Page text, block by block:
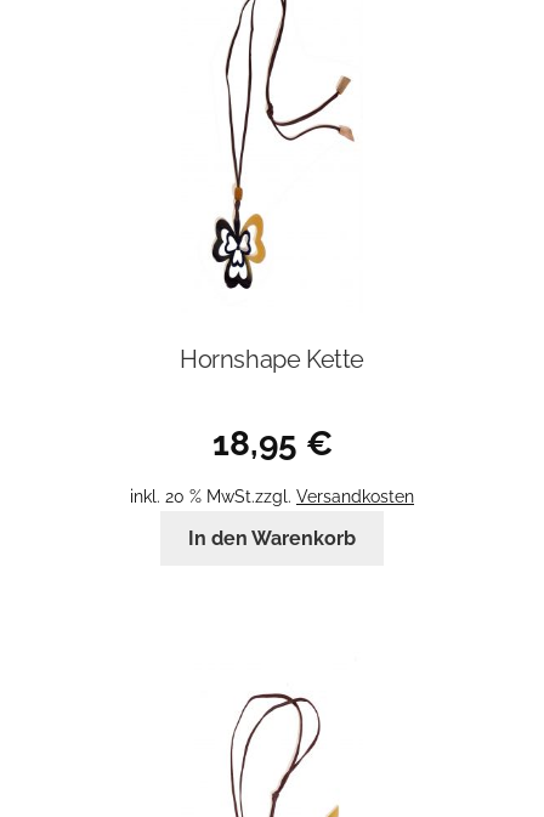
Hornshape Kette
18,95 €
inkl. 20 % MwSt.zzgl. Versandkosten
In den Warenkorb